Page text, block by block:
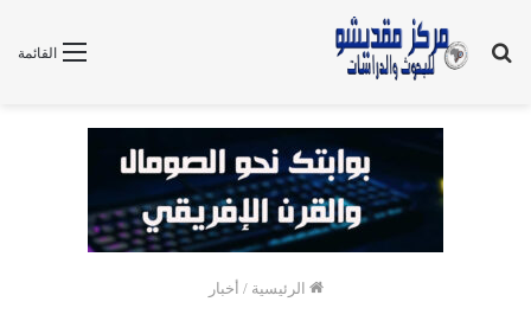
القائمة
بحث
الرئيسية / أخبار